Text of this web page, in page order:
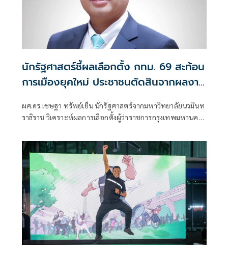
นักรัฐศาสตร์ชี้ผลเลือกตั้ง กทม. 69 สะท้อน
การเมืองยุคใหม่ ประชาชนตัดสินจากผลงาน
ผศ.ดร.เชษฐา ทรัพย์เย็น นักรัฐศาสตร์จากมหาวิทยาลัยนวมินท
ราธิราช วิเคราะห์ผลการเลือกตั้งผู้ว่าราชการกรุงเทพมหานคร
2569 ว่า นับเป็นบทเรียนสำคัญของทุกพรรคการเมือง เพราะ
ผลการเลือกตั้งไม่ได้สะท้อนเพียงว่าใครเป็นผู้ชนะหรือผู้แพ้